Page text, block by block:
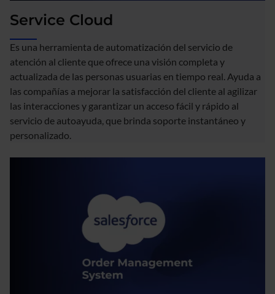
Service Cloud
Es una herramienta de automatización del servicio de
atención al cliente que ofrece una visión completa y
actualizada de las personas usuarias en tiempo real. Ayuda a
las compañías a mejorar la satisfacción del cliente al agilizar
las interacciones y garantizar un acceso fácil y rápido al
servicio de autoayuda, que brinda soporte instantáneo y
personalizado.